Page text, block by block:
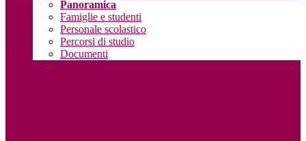
Panoramica
Famiglie e studenti
Personale scolastico
Percorsi di studio
Documenti